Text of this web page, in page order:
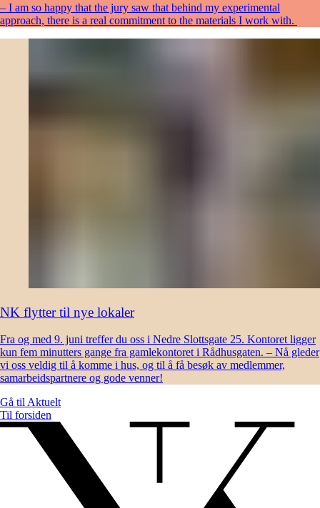
– I am so happy that the jury saw that behind my experimental
approach, there is a real commitment to the materials I work with.
NK flytter til nye lokaler
Fra og med 9. juni treffer du oss i Nedre Slottsgate 25. Kontoret ligger
kun fem minutters gange fra gamlekontoret i Rådhusgaten. – Nå gleder
vi oss veldig til å komme i hus, og til å få besøk av medlemmer,
samarbeidspartnere og gode venner!
Gå til Aktuelt
Til forsiden